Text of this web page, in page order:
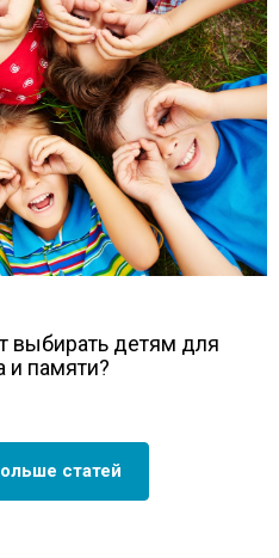
выбирать детям для
и памяти?
статей